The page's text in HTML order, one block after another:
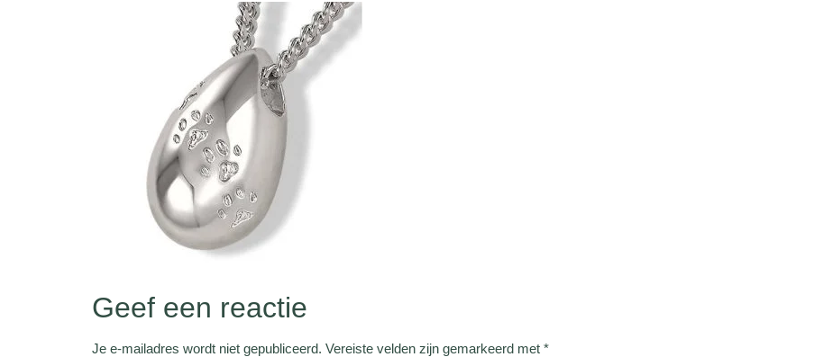
Geef een reactie
Je e-mailadres wordt niet gepubliceerd. Vereiste velden zijn gemarkeerd met *